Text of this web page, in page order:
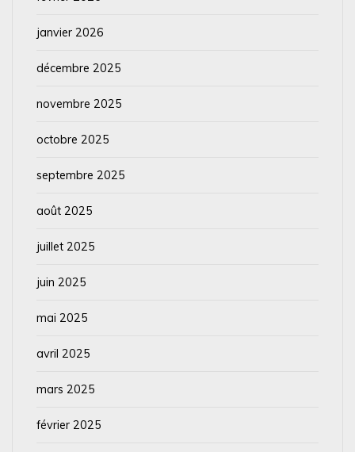
janvier 2026
décembre 2025
novembre 2025
octobre 2025
septembre 2025
août 2025
juillet 2025
juin 2025
mai 2025
avril 2025
mars 2025
février 2025